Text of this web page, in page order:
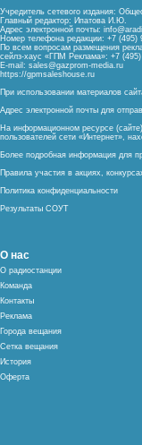
Учредитель сетевого издания:
Главный редактор: Ипатова И.Ю.
Адрес электронной почты:
Номер телефона редакции: +7 (495)
По всем вопросам размещения
сейлз-хаус «ГПМ Реклама»: +7
E-mail: sales@gazprom-media.ru
https://gpmsaleshouse.ru
При использовании материалов
Адрес электронной почты для
На информационном ресурсе
пользователей сети «Интернет»,
Более подробная информация для
Правила участия в акциях,
Политика конфиденциальности
Результаты СОУТ
О нас
О радиостанции
Команда
Контакты
Реклама
Города вещания
Сетка вещания
История
Оферта